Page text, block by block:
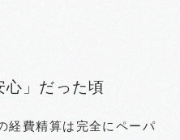
心」だった頃
経費精算は完全にペーパ